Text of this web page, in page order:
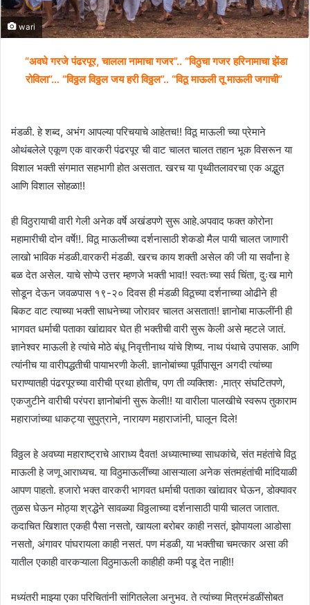
wari
“अवघे गरजे पंढरपूर, चालला नामाचा गजर”.. “विठुचा गजर हरिनामाचा झेंडा
रोविला”… “विठ्ठल विठ्ठल जय हरी विठ्ठल”.. “विठू माऊली तू माऊली जगाची”
मंडळी. हे शब्द, अभंग आपल्या परिचयाचे आहेतच!! विठू माऊली च्या प्रेमाने
ओथंबलेले एकूण एक वारकरी पंढरपूर ची वाट चालत चालत तहान भूक विसरून या
विशाल भक्ती संगमात सहभागी होत असतात. खरच या पृथ्वीतलावरचा एक अद्भुत
आणि विशाल सोहळा!!
ही विठुरायाची वारी गेली अनेक वर्षे अखंडपणे सुरू आहे.अपवाद फक्त कोरोना
महामारीची दोन वर्षे!!. विठू माऊलीच्या दर्शनासाठी शेकडो मैल पायी चालत जाणारी
लाखो भाविक मंडळी.वारकरी मंडळी. खरच काय शक्ती असेल की जी या सर्वांना हे
बळ देत असेल. याचे सोप्पे उत्तर म्हणजे भक्ती भाव!! स्वतःच्या सर्व चिंता, दुःख मागे
सोडून देऊन जवळपास १९-२० दिवस ही मंडळी विठूच्या दर्शनाच्या ओढीने ही
बिकट वाट त्याच्या भक्ती साधनेच्या जोरावर चालत असतात!! ज्ञानोबा माऊलींनी ही
भागवत धर्माची पताका खांद्यावर घेत ही भक्तीची वारी सुरू केली असे म्हटले जातं.
ज्ञानेश्वर माऊली हे त्यांचे मोठे बंधू निवृत्तीनाथ यांचे शिष्य. नाथ पंथाचे उपासक. आणि
त्यांनीच या वारीपद्धतीची पायाभरणी केली. ज्ञानोबांच्या पूर्वीपासून अगदी त्यांच्या
घराण्यातही पंढरपूरच्या वारीची प्रथा होतीच, पण ती व्यक्तिशः ,मात्र संघटितपणे,
एकजुटीने वारीची परंपरा ज्ञानोबांनी सुरू केली!! या वारीला पालखीचे स्वरूप तुकाराम
महाराजांच्या धाकट्या सुपुत्राने, नारायण महाराजांनी, घालून दिले!
विठ्ठल हे अवघ्या महाराष्ट्राचे आराध्य दैवत! अध्यात्माच्या साधकांचे, संत महंतांचे विठू
माऊली हे जणू आराध्यच. या विठुमाऊलींच्या आसऱ्याला अनेक संतमहंतांची मांदियाळी
आपण पाहतो. हजारो भक्त वारकरी भागवत धर्माची पताका खांद्यावर घेऊन, डोक्यावर
तुळस घेऊन मोठ्या श्रद्धेने सावळ्या विठ्ठलाच्या दर्शनासाठी पायी चालत जातात.
कदाचित खिशात एकही पैसा नसतो, खायला बरोबर काही नसतं, झोपायला आडोसा
नसतो, अंगावर पांघरायला काही नसतं. पण मंडळी, या भक्तीचा चमत्कार असा की
यातील एकाही वारकऱ्याला विठुमाऊली काहीही कमी पडू देत नाही!!
मध्यंतरी माझ्या एका परिचितांनी सांगितलेला अनुभव. ते त्यांच्या मित्रमंडळींसोबत